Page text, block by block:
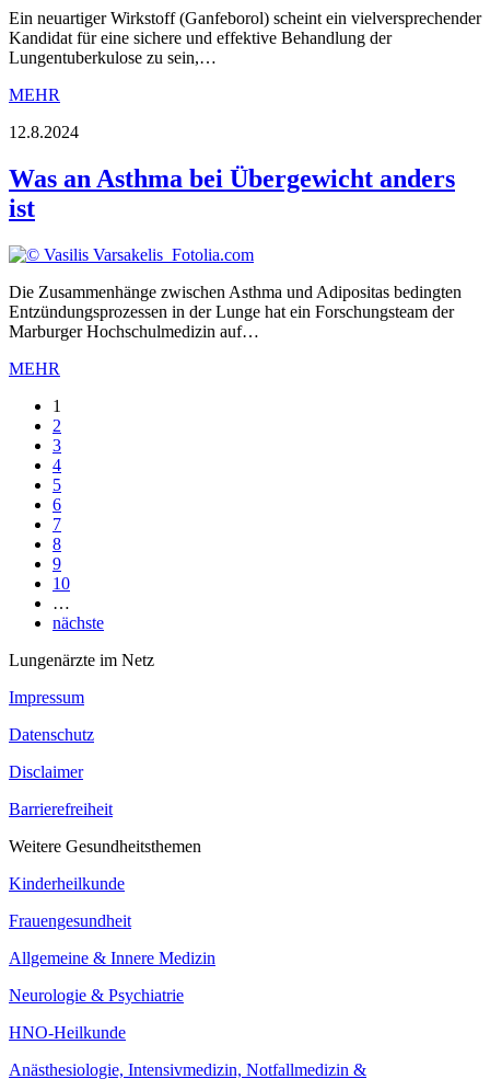
Ein neuartiger Wirkstoff (Ganfeborol) scheint ein vielversprechender
Kandidat für eine sichere und effektive Behandlung der
Lungentuberkulose zu sein,…
MEHR
12.8.2024
Was an Asthma bei Übergewicht anders
ist
Die Zusammenhänge zwischen Asthma und Adipositas bedingten
Entzündungsprozessen in der Lunge hat ein Forschungsteam der
Marburger Hochschulmedizin auf…
MEHR
1
2
3
4
5
6
7
8
9
10
…
nächste
Lungenärzte im Netz
Impressum
Datenschutz
Disclaimer
Barrierefreiheit
Weitere Gesundheitsthemen
Kinderheilkunde
Frauengesundheit
Allgemeine & Innere Medizin
Neurologie & Psychiatrie
HNO-Heilkunde
Anästhesiologie, Intensivmedizin, Notfallmedizin &